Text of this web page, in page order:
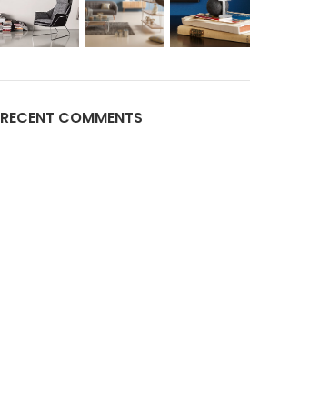
RECENT COMMENTS